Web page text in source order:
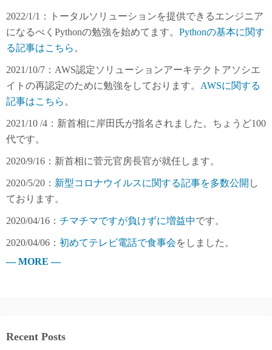
2022/1/1：トータルソリューションを提供できるエンジニア
になるべくPythonの勉強を始めてます。 Pythonの基本に関す
る記事はこちら 。
2021/10/7：AWS認定ソリューションアーキテクトアソシエ
イトの再認定のために勉強をしております。 AWSに関する
記事はこちら 。
2021/10 /4：新首相に岸田氏が指名されました。ちょうど100
代です。
2020/9/16：新首相に菅元官房長官が就任します。
2020/5/20： 新型コロナウイルスに関する記事を多数公開 し
ております。
2020/04/16： チマチマですが負けずに増益中です。
2020/04/06： 初めてテレビ電話で食事会をしました。
— MORE —
Recent Posts